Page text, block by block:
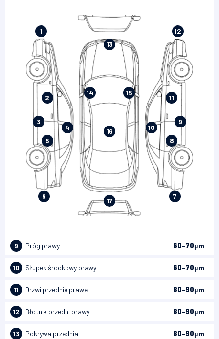
1
2
3
4
5
6 7
8
9
10
11
12
13
14 15
16
17
9 Próg prawy 60-70μm
10 Słupek środkowy prawy 60-70μm
11 Drzwi przednie prawe 80-90μm
12 Błotnik przedni prawy 80-90μm
13 Pokrywa przednia 80-90μm